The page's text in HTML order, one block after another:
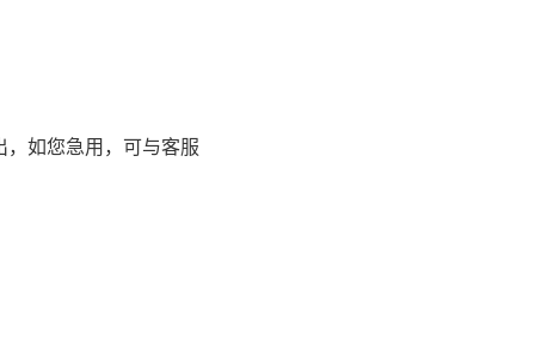
如您急用，可与客服